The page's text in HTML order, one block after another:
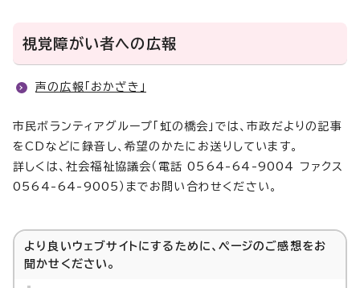
視覚障がい者への広報
声の広報「おかざき」
市民ボランティアグループ「虹の橋会」では、市政だよりの記事
をCDなどに録音し、希望のかたにお送りしています。
詳しくは、社会福祉協議会（電話 0564-64-9004 ファクス
0564-64-9005）までお問い合わせください。
より良いウェブサイトにするために、ページのご感想をお
聞かせください。